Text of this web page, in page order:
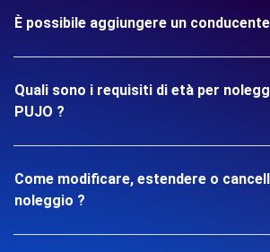
È possibile aggiungere un
Quali sono i requisiti di età per
PUJO ?
Come modificare, estendere o
noleggio ?